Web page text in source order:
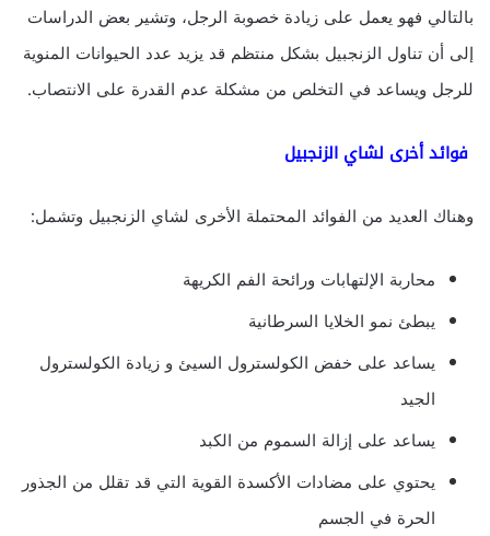
بالتالي فهو يعمل على زيادة خصوبة الرجل، وتشير بعض الدراسات
إلى أن تناول الزنجبيل بشكل منتظم قد يزيد عدد الحيوانات المنوية
للرجل ويساعد في التخلص من مشكلة عدم القدرة على الانتصاب.
فوائد أخرى لشاي الزنجبيل
وهناك العديد من الفوائد المحتملة الأخرى لشاي الزنجبيل وتشمل:
محاربة الإلتهابات ورائحة الفم الكريهة
يبطئ نمو الخلايا السرطانية
يساعد على خفض الكولسترول السيئ و زيادة الكولسترول
الجيد
يساعد على إزالة السموم من الكبد
يحتوي على مضادات الأكسدة القوية التي قد تقلل من الجذور
الحرة في الجسم